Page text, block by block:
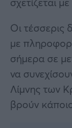
Οι τέσσερις
με
σήμερα σε
να
Λίμνης των
βρούν